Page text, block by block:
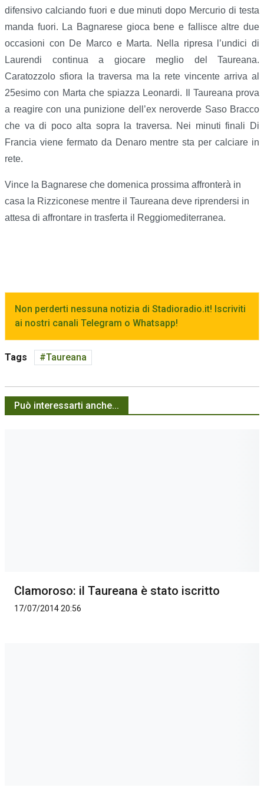
difensivo calciando fuori e due minuti dopo Mercurio di testa
manda fuori. La Bagnarese gioca bene e fallisce altre due
occasioni con De Marco e Marta. Nella ripresa l’undici di
Laurendi continua a giocare meglio del Taureana.
Caratozzolo sfiora la traversa ma la rete vincente arriva al
25esimo con Marta che spiazza Leonardi. Il Taureana prova
a reagire con una punizione dell’ex neroverde Saso Bracco
che va di poco alta sopra la traversa. Nei minuti finali Di
Francia viene fermato da Denaro mentre sta per calciare in
rete.
Vince la Bagnarese che domenica prossima affronterà in
casa la Rizziconese mentre il Taureana deve riprendersi in
attesa di affrontare in trasferta il Reggiomediterranea.
Non perderti nessuna notizia di Stadioradio.it! Iscriviti
ai nostri canali Telegram o Whatsapp!
Tags Taureana
Può interessarti anche...
Clamoroso: il Taureana è stato iscritto
17/07/2014 20:56